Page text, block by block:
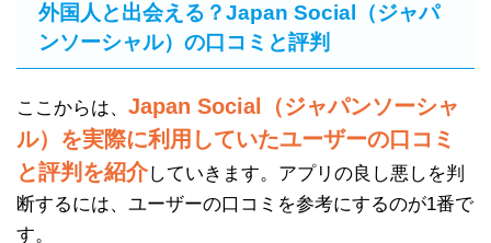
外国人と出会える？Japan Social（ジャパ
ンソーシャル）の口コミと評判
ここからは、 Japan Social（ジャパンソーシャ
ル）を実際に利用していたユーザーの口コミ
と評判を紹介していきます。アプリの良し悪しを判
断するには、ユーザーの口コミを参考にするのが1番で
す。